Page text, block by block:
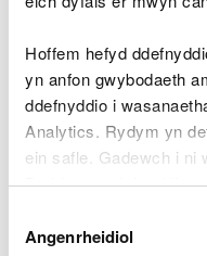
Hoffem hefyd
yn anfon gwybodaeth
ddefnyddio i
Analytics. Rydym yn
ein safle. Gadewch i ni
Byddwn yn defnyddio
Gellirdarllen mwy am
Caniatâd
Angenrheidiol
Berwyn yw SN 737